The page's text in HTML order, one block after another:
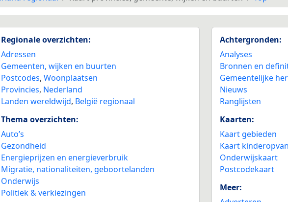
Regionale overzichten:
Adressen
Gemeenten, wijken en buurten
Postcodes,Woonplaatsen
Provincies, Nederland
Landen wereldwijd, België regionaal
Thema overzichten:
Auto’s
Gezondheid
Energieprijzen en energieverbruik
Migratie, nationaliteiten, geboortelanden
Onderwijs
Politiek & verkiezingen
Achtergronden:
Analyses
Bronnen en
Gemeentelijke
Nieuws
Ranglijsten
Kaarten:
Kaart gebieden
Kaart
Onderwijskaart
Postcodekaart
Meer: